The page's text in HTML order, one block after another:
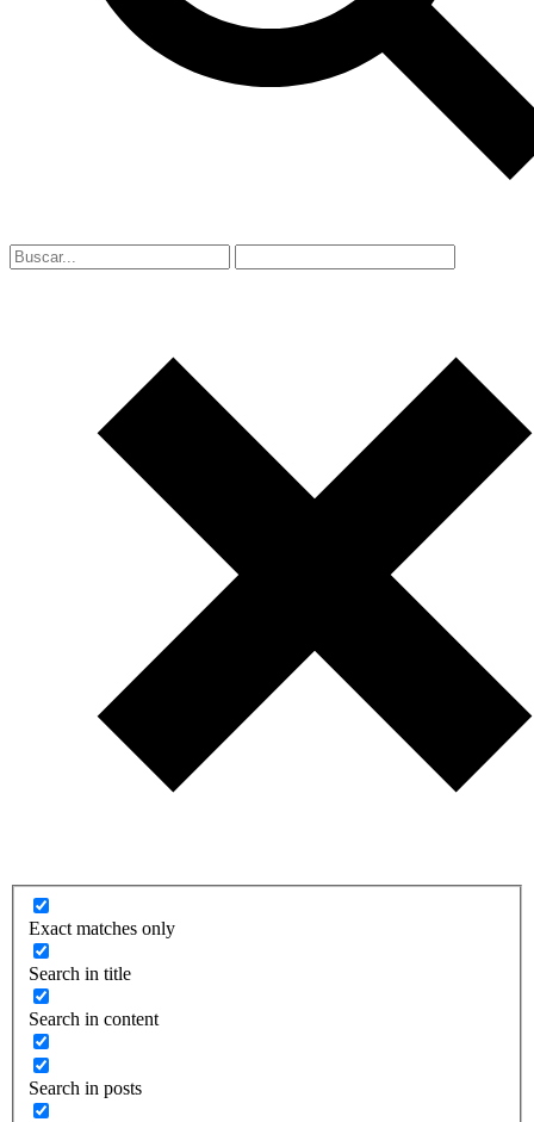
Exact matches only
Search in title
Search in content
Search in posts